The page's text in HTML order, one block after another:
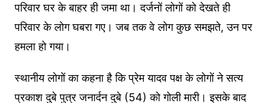
परिवार घर के बाहर ही जमा था। दर्जनों लोगों को देखते ही
परिवार के लोग घबरा गए। जब तक वे लोग कुछ समझते, उन पर
हमला हो गया।
स्थानीय लोगों का कहना है कि प्रेम यादव पक्ष के लोगों ने सत्य
प्रकाश दुबे पुत्र जनार्दन दुबे (54) को गोली मारी। इसके बाद